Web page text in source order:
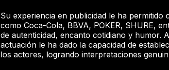
Su experiencia en publicidad le ha permitido
como Coca-Cola, BBVA, POKER, SHURE,
de autenticidad, encanto cotidiano y humor.
actuación le ha dado la capacidad de
los actores, logrando interpretaciones